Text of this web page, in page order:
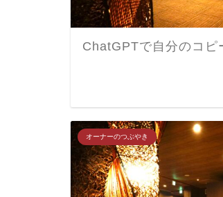
ChatGPTで自分のコピ
オーナーのつぶやき